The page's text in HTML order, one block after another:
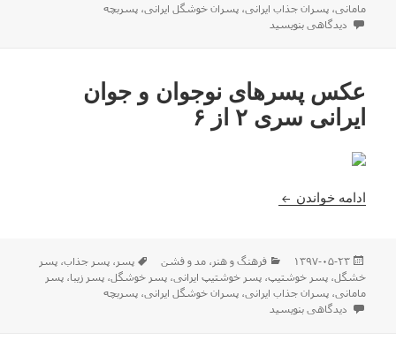
در
مامانی،پسران جذاب ایرانی،پسران خوشگل ایرانی،پسربچه
برای عکس پسرهای نوجوان و جوان ایرانی سری ۳ از ۶
دیدگاهی بنویسید
عکس پسرهای نوجوان و جوان
ایرانی سری ۲ از ۶
ادامه خواندن عکس پسرهای نوجوان و جوان ایرانی سری ۲ از ۶
ارسال
شده
در
۱۳۹۷-۰۵-۲۳ دسته‌ها
فرهنگ و هنر ،مد و فشن برچسب‌ها
پسر ،پسر جذاب،پسر
خشگل،پسر خوشتیپ،پسر خوشتیپ ایرانی،پسر خوشگل،پسر زیبا،پسر
مامانی،پسران جذاب ایرانی،پسران خوشگل ایرانی،پسربچه
برای عکس پسرهای نوجوان و جوان ایرانی سری ۲ از ۶
دیدگاهی بنویسید